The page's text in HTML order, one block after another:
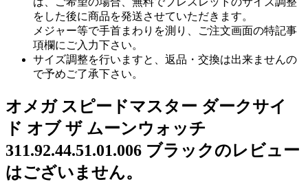
をした後に商品を発送させていただきます。
メジャー等で手首まわりを測り、ご注文画面の特記事
項欄にご入力下さい。
サイズ調整を行いますと、返品・交換は出来ませんの
で予めご了承下さい。
オメガ スピードマスター ダークサイ
ド オブ ザ ムーンウォッチ
311.92.44.51.01.006 ブラックのレビュー
はございません。